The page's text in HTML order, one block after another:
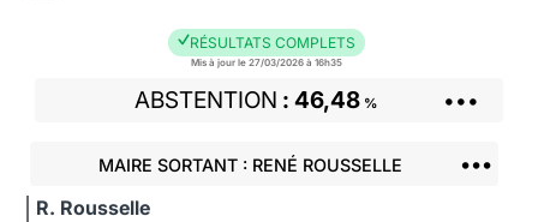
RÉSULTATS COMPLETS
Mis à jour le 27/03/2026 à 16h35
ABSTENTION 46,48 % •••
MAIRE SORTANT : RENÉ ROUSSELLE •••
R. Rousselle